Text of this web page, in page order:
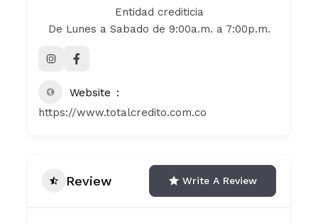
Entidad crediticia
De Lunes a Sabado de 9:00a.m. a 7:00p.m.
Website
https://www.totalcredito.com.co
Review Write A Review